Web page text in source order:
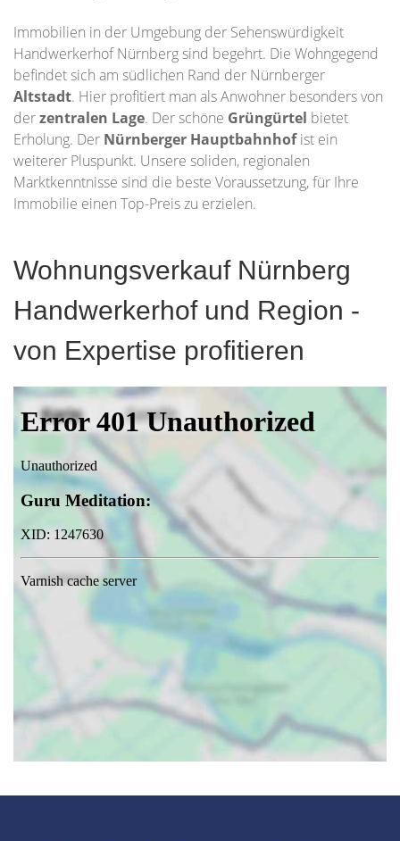
Immobilien in der Umgebung der Sehenswürdigkeit
Handwerkerhof Nürnberg sind begehrt. Die Wohngegend
befindet sich am südlichen Rand der Nürnberger
Altstadt. Hier profitiert man als Anwohner besonders von
derzentralen Lage. Der schöne Grüngürtel bietet
Erholung. Der Nürnberger Hauptbahnhofist ein
weiterer Pluspunkt. Unsere soliden, regionalen
Marktkenntnisse sind die beste Voraussetzung, für Ihre
Immobilie einen Top-Preis zu erzielen.
Wohnungsverkauf Nürnberg
Handwerkerhof und Region -
von Expertise profitieren